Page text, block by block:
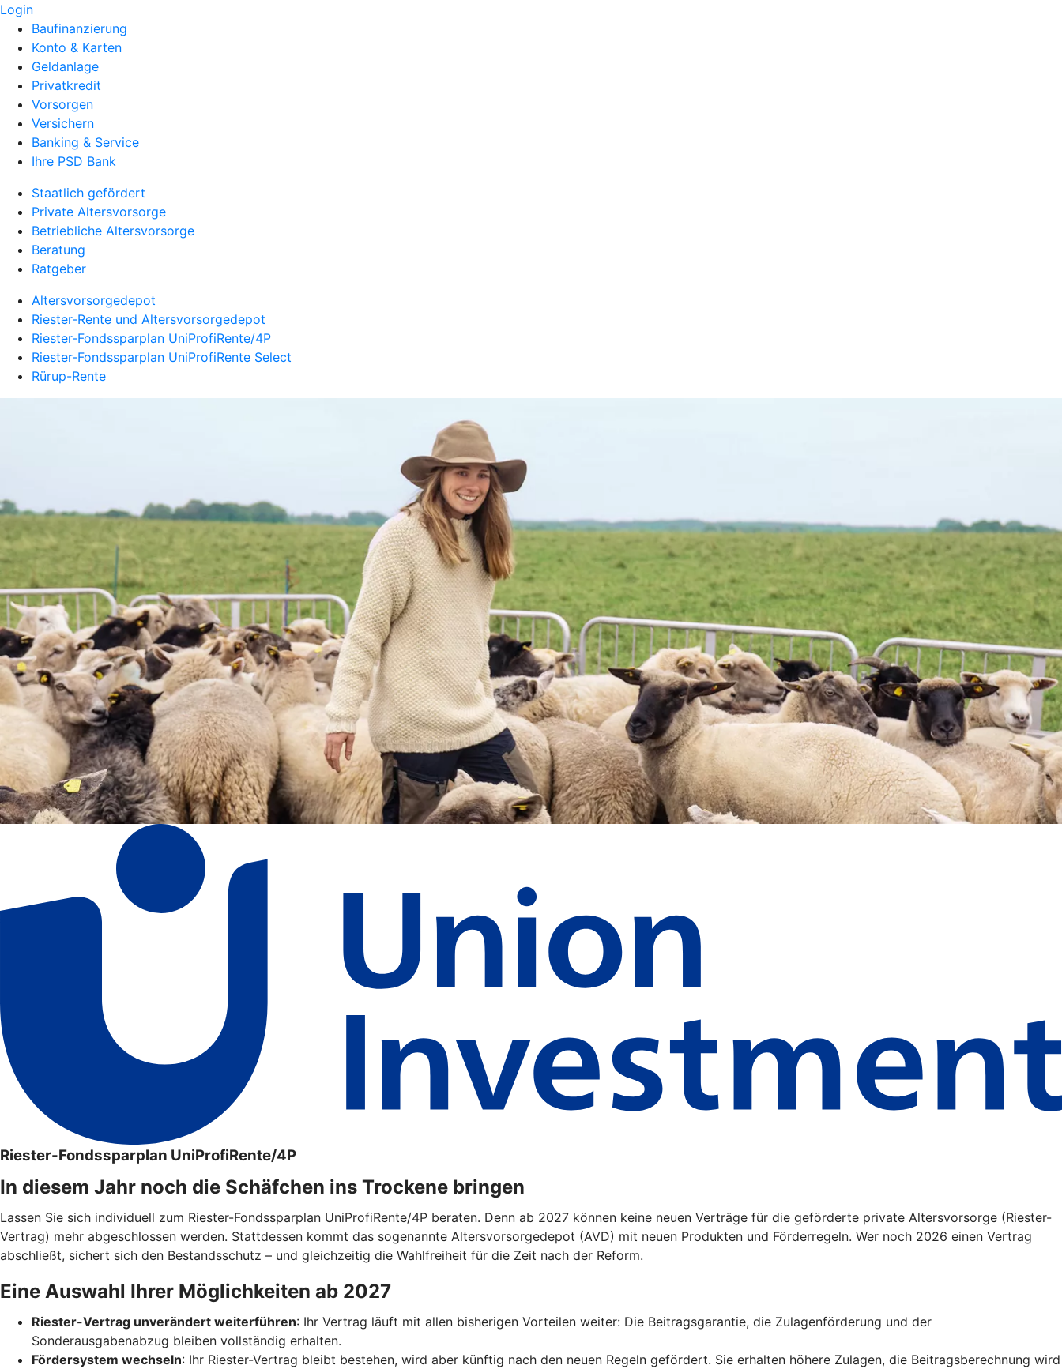
Login
Baufinanzierung
Konto & Karten
Geldanlage
Privatkredit
Vorsorgen
Versichern
Banking & Service
Ihre PSD Bank
Staatlich gefördert
Private Altersvorsorge
Betriebliche Altersvorsorge
Beratung
Ratgeber
Altersvorsorgedepot
Riester-Rente und Altersvorsorgedepot
Riester-Fondssparplan UniProfiRente/4P
Riester-Fondssparplan UniProfiRente Select
Rürup-Rente
Riester-Fondssparplan UniProfiRente/4P
In diesem Jahr noch die Schäfchen ins Trockene bringen
Lassen Sie sich individuell zum Riester-Fondssparplan UniProfiRente/4P beraten. Denn ab 2027 können keine neuen Verträge für die geförderte private Altersvorsorge (Riester-
Vertrag) mehr abgeschlossen werden. Stattdessen kommt das sogenannte Altersvorsorgedepot (AVD) mit neuen Produkten und Förderregeln. Wer noch 2026 einen Vertrag
abschließt, sichert sich den Bestandsschutz – und gleichzeitig die Wahlfreiheit für die Zeit nach der Reform.
Eine Auswahl Ihrer Möglichkeiten ab 2027
Riester-Vertrag unverändert weiterführen: Ihr Vertrag läuft mit allen bisherigen Vorteilen weiter: Die Beitragsgarantie, die Zulagenförderung und der
Sonderausgabenabzug bleiben vollständig erhalten.
Fördersystem wechseln: Ihr Riester-Vertrag bleibt bestehen, wird aber künftig nach den neuen Regeln gefördert. Sie erhalten höhere Zulagen, die Beitragsberechnung wird